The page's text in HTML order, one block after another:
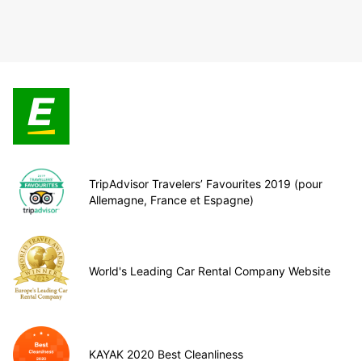
TripAdvisor Travelers’ Favourites 2019 (pour
Allemagne, France et Espagne)
World's Leading Car Rental Company Website
KAYAK 2020 Best Cleanliness